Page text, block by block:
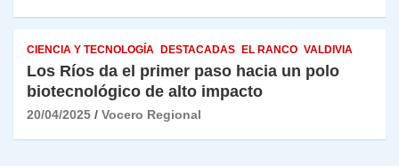
CIENCIA Y TECNOLOGÍA DESTACADAS EL RANCO VALDIVIA
Los Ríos da el primer paso hacia un polo
biotecnológico de alto impacto
20/04/2025 Vocero Regional